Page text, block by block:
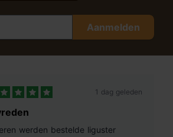
Aanmelden
1 dag geleden
werden bestelde liguster